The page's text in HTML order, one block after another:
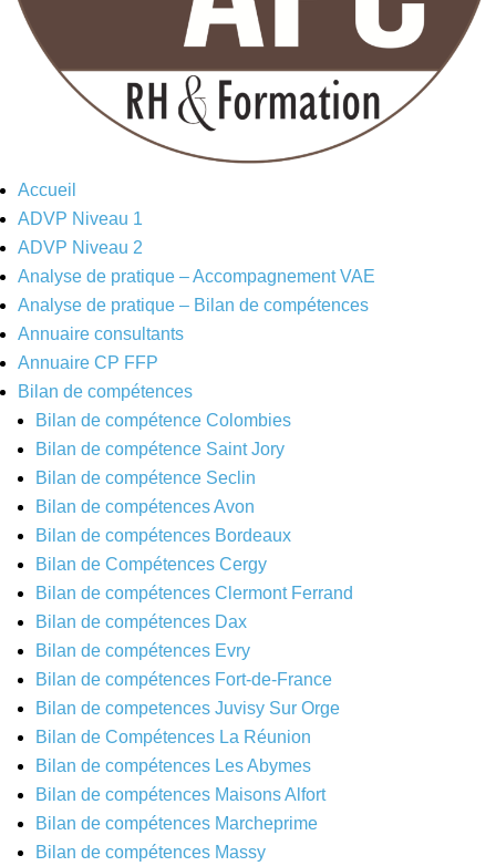
Accueil
ADVP Niveau 1
ADVP Niveau 2
Analyse de pratique – Accompagnement VAE
Analyse de pratique – Bilan de compétences
Annuaire consultants
Annuaire CP FFP
Bilan de compétences
Bilan de compétence Colombies
Bilan de compétence Saint Jory
Bilan de compétence Seclin
Bilan de compétences Avon
Bilan de compétences Bordeaux
Bilan de Compétences Cergy
Bilan de compétences Clermont Ferrand
Bilan de compétences Dax
Bilan de compétences Evry
Bilan de compétences Fort-de-France
Bilan de competences Juvisy Sur Orge
Bilan de Compétences La Réunion
Bilan de compétences Les Abymes
Bilan de compétences Maisons Alfort
Bilan de compétences Marcheprime
Bilan de compétences Massy